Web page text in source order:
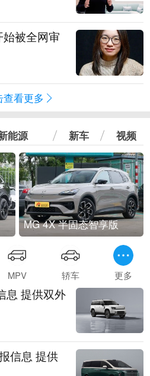
被全网审
查看更多
能源 新车 视频
MG 4X 半固态智享版
MPV 轿车 更多
息 提供双外
信息 提供